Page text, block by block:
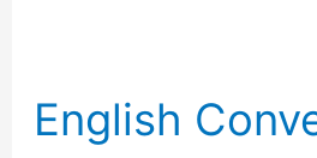
English
English
Conversation